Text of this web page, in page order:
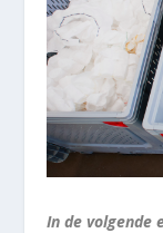
In de volgende